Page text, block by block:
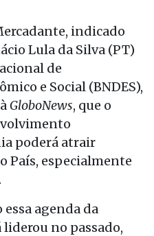
indicado
Lula da Silva (PT)
de
e Social (BNDES),
GloboNews, que o
poderá atrair
País, especialmente
agenda da
no passado,